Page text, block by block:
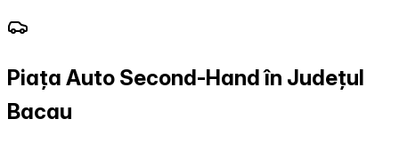
Piața Auto Second-Hand în Județul
Bacau